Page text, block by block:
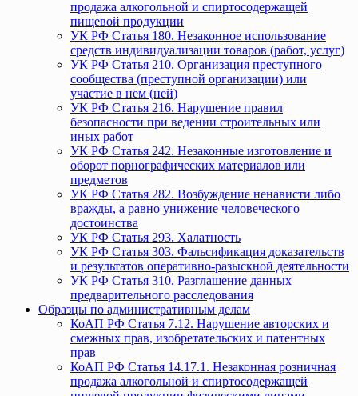
продажа алкогольной и спиртосодержащей
пищевой продукции
УК РФ Статья 180. Незаконное использование
средств индивидуализации товаров (работ, услуг)
УК РФ Статья 210. Организация преступного
сообщества (преступной организации) или
участие в нем (ней)
УК РФ Статья 216. Нарушение правил
безопасности при ведении строительных или
иных работ
УК РФ Статья 242. Незаконные изготовление и
оборот порнографических материалов или
предметов
УК РФ Статья 282. Возбуждение ненависти либо
вражды, а равно унижение человеческого
достоинства
УК РФ Статья 293. Халатность
УК РФ Статья 303. Фальсификация доказательств
и результатов оперативно-разыскной деятельности
УК РФ Статья 310. Разглашение данных
предварительного расследования
Образцы по административным делам
КоАП РФ Статья 7.12. Нарушение авторских и
смежных прав, изобретательских и патентных
прав
КоАП РФ Статья 14.17.1. Незаконная розничная
продажа алкогольной и спиртосодержащей